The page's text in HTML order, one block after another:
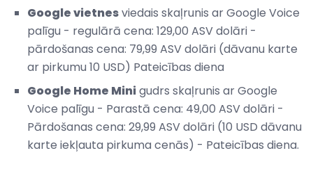
Google vietnesviedais skaļrunis ar Google Voice
palīgu - regulārā cena: 129,00 ASV dolāri -
pārdošanas cena: 79,99 ASV dolāri (dāvanu karte
ar pirkumu 10 USD) Pateicības diena
Google Home Minigudrs skaļrunis ar Google
Voice palīgu - Parastā cena: 49,00 ASV dolāri -
Pārdošanas cena: 29,99 ASV dolāri (10 USD dāvanu
karte iekļauta pirkuma cenās) - Pateicības diena.